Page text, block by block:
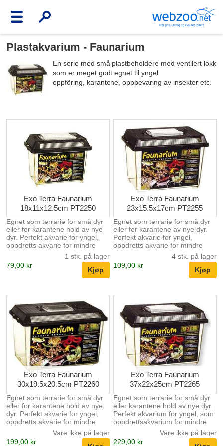
Plastakvarium - Faunarium
En serie med små plastbeholdere med ventilert lokk
som er meget godt egnet til yngel
oppfôring, karantene, oppbevaring av insekter etc.
Exo Terra Faunarium
18x11x12.5cm PT2250
Egnet som terrarie for små dyr
eller for karantene hold av nye
dyr. Perfekt akvarie for yngel,
oppdretts akvarie for mindre
arter og karantene hold av nye
fisker. • Egnet som terrarie for
små dyr eller karantene hold av
nye dyr. • Perfekt akvarie for
av nye fisker. • Meget godt
egnet for transport av reptiler
eller levende fôr. • Enkelt å
rengjøre og desinfisere. •
Gjenomsiktig dør for god
oversikt og enkel håndterin...
1 stk. på lager
79,00 kr
Exo Terra Faunarium
23x15.5x17cm PT2255
Egnet som terrarie for små dyr
eller for karantene av nye dyr.
Perfekt akvarie for yngel,
oppdretts akvarie for mindre
arter og karantene hold av nye
fisker. • Egnet som terrarie for
små dyr eller karantene hold av
nye dyr. • Perfekt akvarie for
av nye fisker. • Meget godt
egnet for transport av reptiler
eller levende fôr. • Enkelt å
rengjøre og desinfisere. •
Gjenomsiktig dør for god
oversikt og enkel håndtering av
4 stk. på lager
109,00 kr
Exo Terra Faunarium
30x19.5x20.5cm PT2260
Egnet som terrarie for små dyr
eller for karantene hold av nye
dyr. Perfekt akvarie for yngel,
oppdretts akvarie for mindre
arter og karantene hold av nye
fisker. • Egnet som terrarie for
Vare ikke på lager
199,00 kr
Exo Terra Faunarium
37x22x25cm PT2265
Egnet som terrarie for små dyr
eller karantene hold av nye dyr.
Perfekt akvarium for yngel, som
oppdrettsakvarium for mindre
arter og karanteneakvarium for
nye fisker. • Egnet som
Vare ikke på lager
229,00 kr